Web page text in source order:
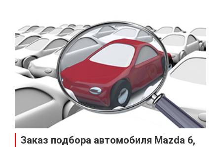
Заказ подбора автомобиля Mazda 6,